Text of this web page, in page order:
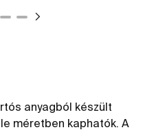
anyagból készült
méretben kaphatók. A